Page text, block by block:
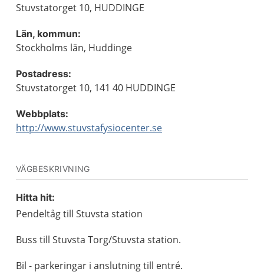
Stuvstatorget 10, HUDDINGE
Län, kommun:
Stockholms län, Huddinge
Postadress:
Stuvstatorget 10, 141 40 HUDDINGE
Webbplats:
http://www.stuvstafysiocenter.se
VÄGBESKRIVNING
Hitta hit:
Pendeltåg till Stuvsta station
Buss till Stuvsta Torg/Stuvsta station.
Bil - parkeringar i anslutning till entré.